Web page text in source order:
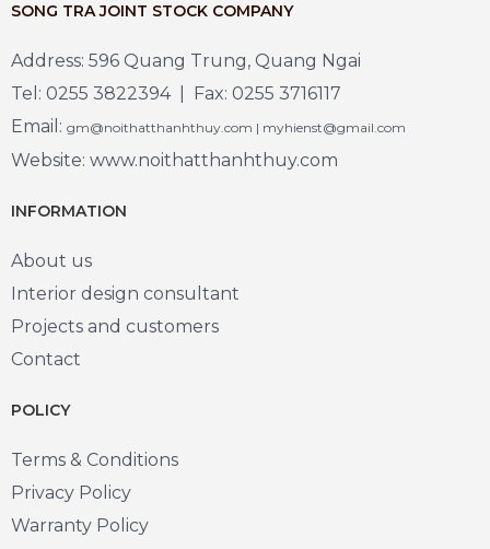
SONG TRA JOINT STOCK COMPANY
Address: 596 Quang Trung, Quang Ngai
Tel: 0255 3822394 | Fax: 0255 3716117
Email: gm@noithatthanhthuy.com | myhienst@gmail.com
Website: www.noithatthanhthuy.com
INFORMATION
About us
Interior design consultant
Projects and customers
Contact
POLICY
Terms & Conditions
Privacy Policy
Warranty Policy